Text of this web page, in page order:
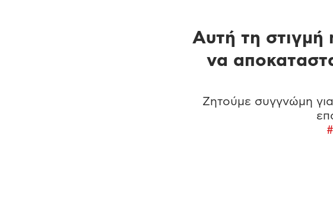
Αυτή τη στιγμή
να
Ζητούμε συγγνώμη